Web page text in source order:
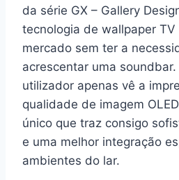
da série GX – Gallery
tecnologia de wallpaper
mercado sem ter a
acrescentar uma
utilizador apenas vê a
qualidade de imagem
único que traz consigo
e uma melhor integração
ambientes do lar.